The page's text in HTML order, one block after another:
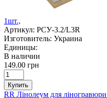
1шт.,
Артикул: РСУ-3.2/L3R
Изготовитель: Украина
Единицы:
В наличии
149.00 грн
Купить
RR Лінолеум для